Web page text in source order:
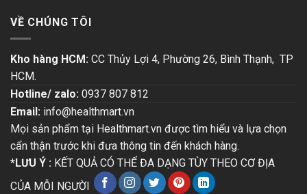
VỀ CHÚNG TÔI
Kho hàng HCM: CC Thủy Lợi 4, Phường 26, Bình Thạnh, TP
HCM.
Hotline/ zalo: 0937 807 812
Email: info@healthmart.vn
Mọi sản phẩm tại Healthmart.vn được tìm hiểu và lựa chọn
cẩn thận trước khi đưa thông tin đến khách hàng.
*LƯU Ý : KẾT QUẢ CÓ THỂ ĐA DẠNG TÙY THEO CƠ ĐỊA
CỦA MỖI NGƯỜI